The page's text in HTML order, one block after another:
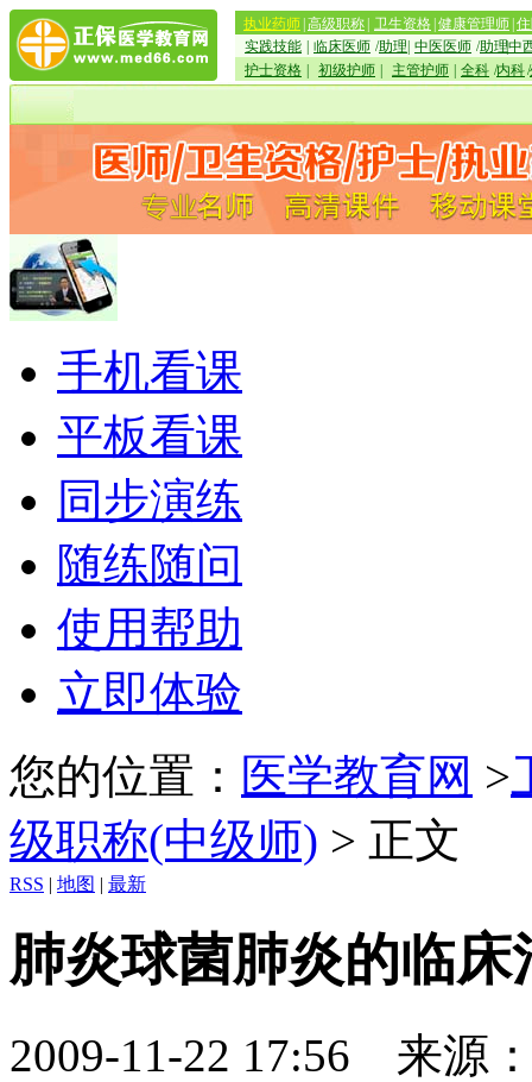
执业药师 高级职称 卫生资格 健康管理师
实践技能
临床医师 /助理 中医医师 /助理|中
护士资格
初级护师 主管护师 全科 /内科/
手机看课
平板看课
同步演练
随练随问
使用帮助
立即体验
您的位置： 医学教育网 >
级职称(中级师) > 正文
RSS | 地图 | 最新
肺炎球菌肺炎的临床
2009-11-22 17:56